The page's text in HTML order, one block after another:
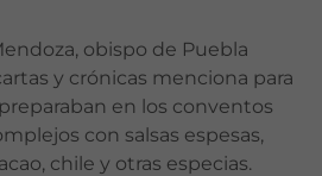
obispo de Puebla
y crónicas menciona para
en los conventos
con salsas espesas,
chile y otras especias.